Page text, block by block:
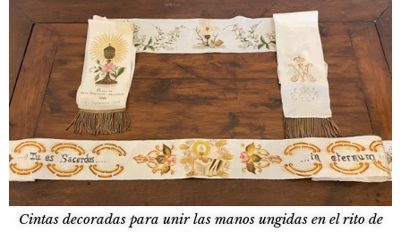
Cintas decoradas para unir las manos ungidas en el rito de